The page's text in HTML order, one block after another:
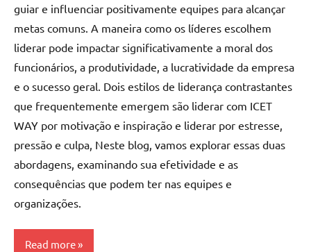
guiar e influenciar positivamente equipes para alcançar
metas comuns. A maneira como os líderes escolhem
liderar pode impactar significativamente a moral dos
funcionários, a produtividade, a lucratividade da empresa
e o sucesso geral. Dois estilos de liderança contrastantes
que frequentemente emergem são liderar com ICET
WAY por motivação e inspiração e liderar por estresse,
pressão e culpa, Neste blog, vamos explorar essas duas
abordagens, examinando sua efetividade e as
consequências que podem ter nas equipes e
organizações.
Read more